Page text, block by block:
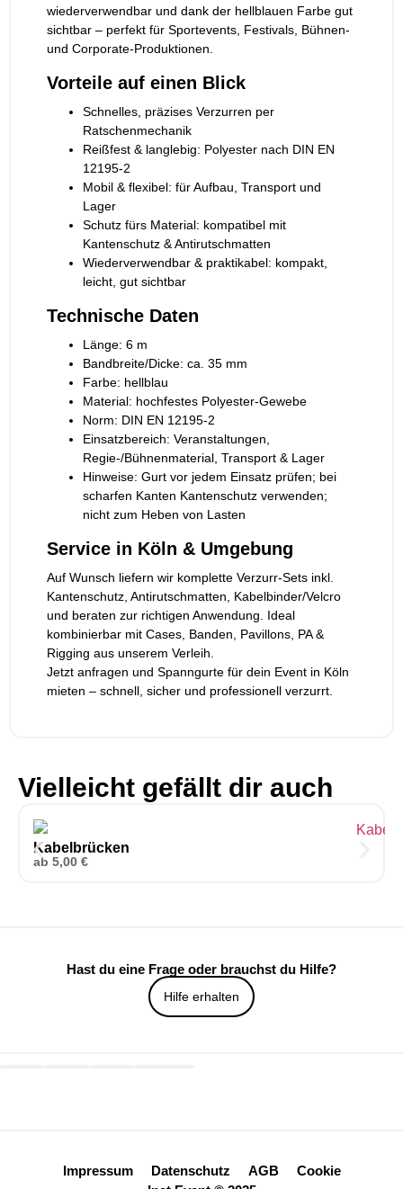
wiederverwendbar und dank der hellblauen Farbe gut
sichtbar – perfekt für Sportevents, Festivals, Bühnen-
und Corporate-Produktionen.
Vorteile auf einen Blick
Schnelles, präzises Verzurren per
Ratschenmechanik
Reißfest & langlebig: Polyester nach DIN EN
12195-2
Mobil & flexibel: für Aufbau, Transport und
Lager
Schutz fürs Material: kompatibel mit
Kantenschutz & Antirutschmatten
Wiederverwendbar & praktikabel: kompakt,
leicht, gut sichtbar
Technische Daten
Länge: 6 m
Bandbreite/Dicke: ca. 35 mm
Farbe: hellblau
Material: hochfestes Polyester-Gewebe
Norm: DIN EN 12195-2
Einsatzbereich: Veranstaltungen,
Regie-/Bühnenmaterial, Transport & Lager
Hinweise: Gurt vor jedem Einsatz prüfen; bei
scharfen Kanten Kantenschutz verwenden;
nicht zum Heben von Lasten
Service in Köln & Umgebung
Auf Wunsch liefern wir komplette Verzurr-Sets inkl.
Kantenschutz, Antirutschmatten, Kabelbinder/Velcro
und beraten zur richtigen Anwendung. Ideal
kombinierbar mit Cases, Banden, Pavillons, PA &
Rigging aus unserem Verleih.
Jetzt anfragen und Spanngurte für dein Event in Köln
mieten – schnell, sicher und professionell verzurrt.
Vielleicht gefällt dir auch
Kabelbrücken
ab 5,00 €
Hast du eine Frage oder brauchst du Hilfe?
Hilfe erhalten
Impressum Datenschutz AGB Cookie